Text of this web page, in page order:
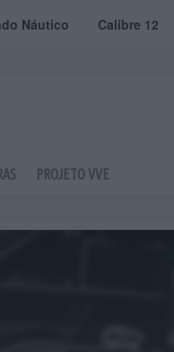
Náutico Calibre 12
PROJETO VVE